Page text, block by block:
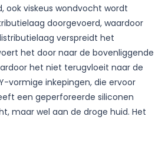
ook viskeus wondvocht wordt
doorgevoerd, waardoor
verspreidt het
het door naar de bovenliggende
het niet terugvloeit naar de
vormige inkepingen, die ervoor
een geperforeerde siliconen
maar wel aan de droge huid. Het